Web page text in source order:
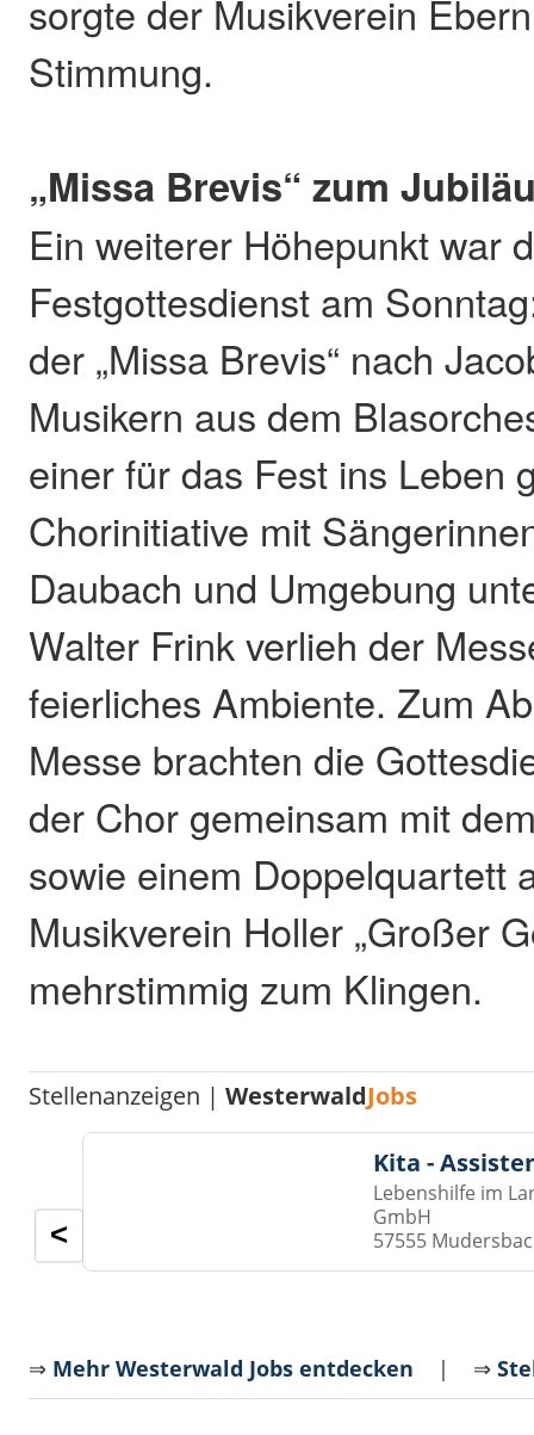
sorgte der Musikverein
Stimmung.
„Missa Brevis“ zum
Ein weiterer Höhepunkt war
Festgottesdienst am
der „Missa Brevis“ nach
Musikern aus dem
einer für das Fest ins Leben
Chorinitiative mit
Daubach und Umgebung
Walter Frink verlieh der
feierliches Ambiente. Zum
Messe brachten die
der Chor gemeinsam mit
sowie einem Doppelquartett
Musikverein Holler „Großer
mehrstimmig zum Klingen.
Stellenanzeigen |WesterwaldJobs
Kita -
Lebenshilfe im
GmbH
57555
<
⇒ Mehr Westerwald Jobs entdecken | ⇒